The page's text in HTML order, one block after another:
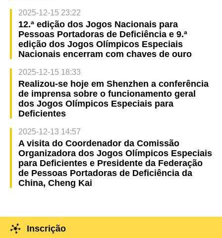
2025-12-15 23:22
12.ª edição dos Jogos Nacionais para
Pessoas Portadoras de Deficiência e 9.ª
edição dos Jogos Olímpicos Especiais
Nacionais encerram com chaves de ouro
2025-12-15 18:33
Realizou-se hoje em Shenzhen a conferência
de imprensa sobre o funcionamento geral
dos Jogos Olímpicos Especiais para
Deficientes
2025-12-13 14:57
A visita do Coordenador da Comissão
Organizadora dos Jogos Olímpicos Especiais
para Deficientes e Presidente da Federação
de Pessoas Portadoras de Deficiência da
China, Cheng Kai
Inscrição